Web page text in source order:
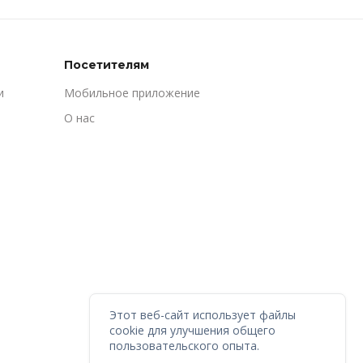
Посетителям
Мобильное приложение
О нас
Этот веб-сайт использует файлы
cookie для улучшения общего
пользовательского опыта.